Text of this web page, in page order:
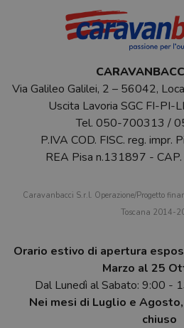
Via Galileo Galilei, 2 – 56042,
Uscita Lavoria SGC FI-PI-
Tel. 050-700313 /
P.IVA COD. FISC. reg.
REA Pisa n.131897 - CAP.
Caravanbacci S.r.l. Operazione/Progetto
Toscana 2014-
Orario estivo di apertura
Marzo al 25
Dal Lunedì al Sabato: 9:00 -
Nei mesi di Luglio e
chiuso